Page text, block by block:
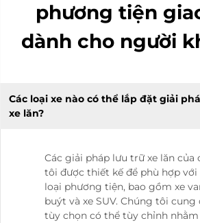
phương tiện
dành cho người
Các loại xe nào có thể lắp đặt giải
xe lăn?
Các giải pháp lưu trữ xe lăn của
tôi được thiết kế để phù hợp với
loại phương tiện, bao gồm xe
buýt và xe SUV. Chúng tôi cung
tùy chọn có thể tùy chỉnh